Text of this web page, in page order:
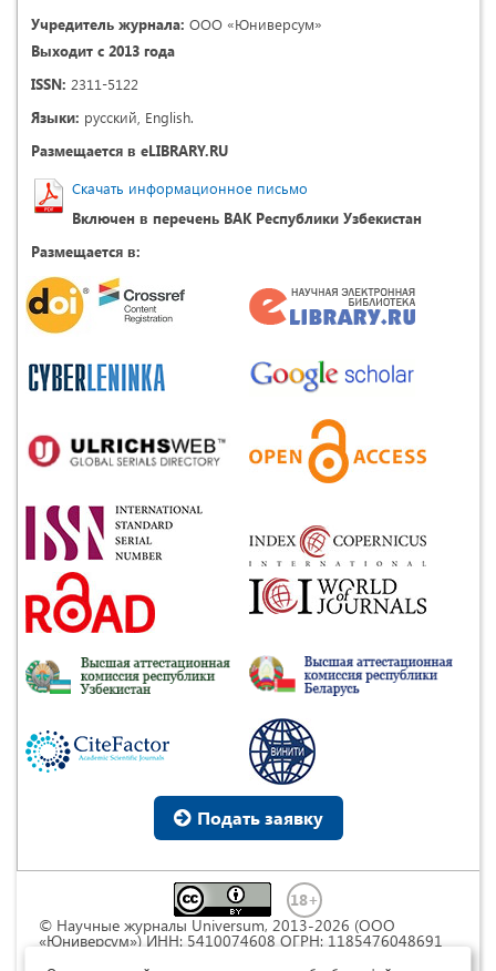
Учредитель журнала: ООО «Юниверсум»
Выходит с 2013 года
ISSN: 2311-5122
Языки: русский, English.
Размещается в eLIBRARY.RU
Скачать информационное письмо
Включен в перечень ВАК Республики Узбекистан
Размещается в:
Подать заявку
© Научные журналы Universum, 2013-2026 (ООО
«Юниверсум») ИНН: 5410074608 ОГРН: 1185476048691